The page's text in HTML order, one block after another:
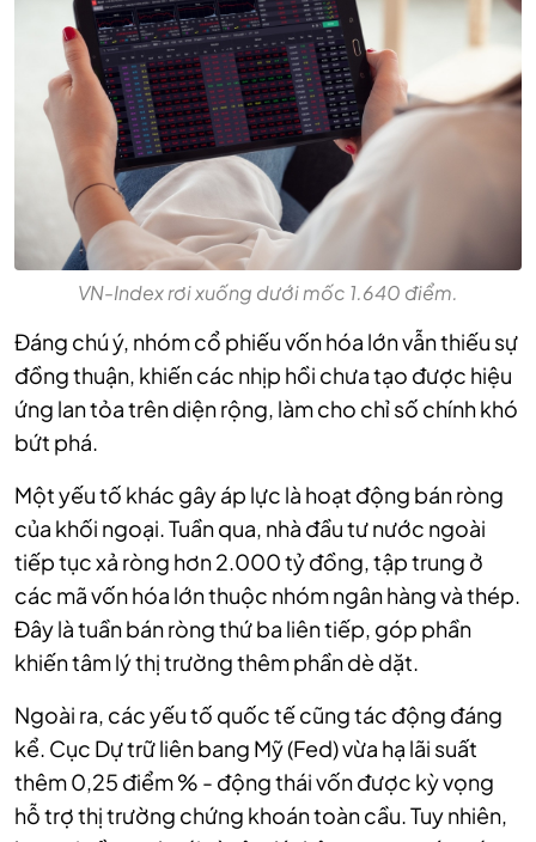
VN-Index rơi xuống dưới mốc 1.640 điểm.
Đáng chú ý, nhóm cổ phiếu vốn hóa lớn vẫn thiếu sự
đồng thuận, khiến các nhịp hồi chưa tạo được hiệu
ứng lan tỏa trên diện rộng, làm cho chỉ số chính khó
bứt phá.
Một yếu tố khác gây áp lực là hoạt động bán ròng
của khối ngoại. Tuần qua, nhà đầu tư nước ngoài
tiếp tục xả ròng hơn 2.000 tỷ đồng, tập trung ở
các mã vốn hóa lớn thuộc nhóm ngân hàng và thép.
Đây là tuần bán ròng thứ ba liên tiếp, góp phần
khiến tâm lý thị trường thêm phần dè dặt.
Ngoài ra, các yếu tố quốc tế cũng tác động đáng
kể. Cục Dự trữ liên bang Mỹ (Fed) vừa hạ lãi suất
thêm 0,25 điểm % - động thái vốn được kỳ vọng
hỗ trợ thị trường chứng khoán toàn cầu. Tuy nhiên,